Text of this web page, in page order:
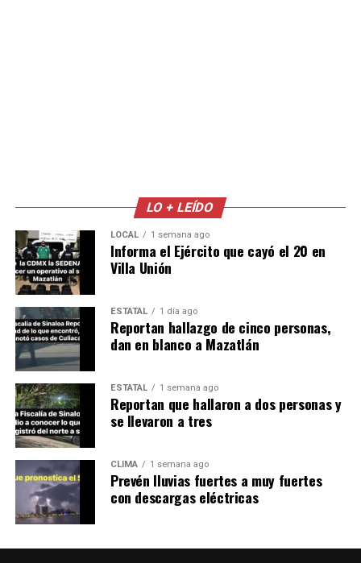
LO + LEÍDO
LOCAL 1 semana ago
Informa el Ejército que cayó el 20 en
Villa Unión
ESTATAL 1 día ago
Reportan hallazgo de cinco personas,
dan en blanco a Mazatlán
ESTATAL 1 semana ago
Reportan que hallaron a dos personas y
se llevaron a tres
CLIMA 1 semana ago
Prevén lluvias fuertes a muy fuertes
con descargas eléctricas